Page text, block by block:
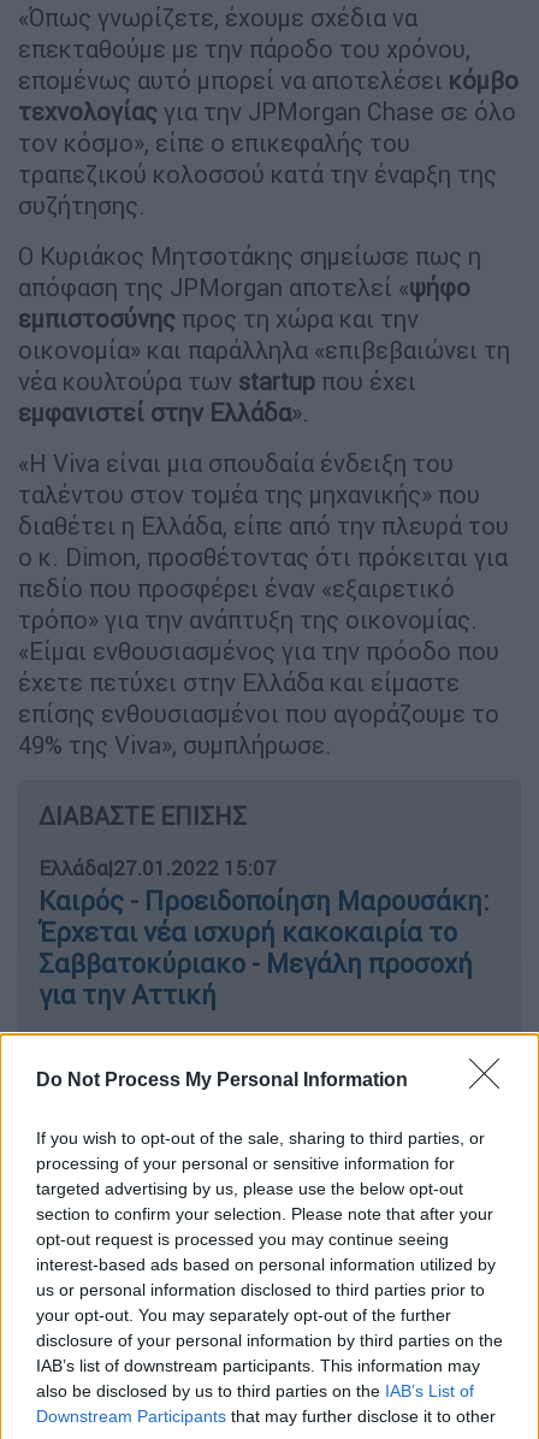
Do Not Process My Personal Information
If you wish to opt-out of the sale, sharing to third parties, or
processing of your personal or sensitive information for
targeted advertising by us, please use the below opt-out
section to confirm your selection. Please note that after your
opt-out request is processed you may continue seeing
interest-based ads based on personal information utilized by
us or personal information disclosed to third parties prior to
your opt-out. You may separately opt-out of the further
disclosure of your personal information by third parties on the
IAB’s list of downstream participants. This information may
also be disclosed by us to third parties on the IAB’s List of
Downstream Participants that may further disclose it to other
«Όπως γνωρίζετε, έχουμε σχέδια να
επεκταθούμε με την πάροδο του χρόνου,
επομένως αυτό μπορεί να αποτελέσει κόμβο
τεχνολογίας για την JPMorgan Chase σε όλο
τον κόσμο», είπε ο επικεφαλής του
τραπεζικού κολοσσού κατά την έναρξη της
συζήτησης.
Ο Κυριάκος Μητσοτάκης σημείωσε πως η
απόφαση της JPMorgan αποτελεί «ψήφο
εμπιστοσύνης προς τη χώρα και την
οικονομία» και παράλληλα «επιβεβαιώνει τη
νέα κουλτούρα των startup που έχει
εμφανιστεί στην Ελλάδα».
«Η Viva είναι μια σπουδαία ένδειξη του
ταλέντου στον τομέα της μηχανικής» που
διαθέτει η Ελλάδα, είπε από την πλευρά του
ο κ. Dimon, προσθέτοντας ότι πρόκειται για
πεδίο που προσφέρει έναν «εξαιρετικό
τρόπο» για την ανάπτυξη της οικονομίας.
«Είμαι ενθουσιασμένος για την πρόοδο που
έχετε πετύχει στην Ελλάδα και είμαστε
επίσης ενθουσιασμένοι που αγοράζουμε το
49% της Viva», συμπλήρωσε.
ΔΙΑΒΑΣΤΕ ΕΠΙΣΗΣ
Ελλάδα|27.01.2022 15:07
Καιρός - Προειδοποίηση Μαρουσάκη:
Έρχεται νέα ισχυρή κακοκαιρία το
Σαββατοκύριακο - Μεγάλη προσοχή
για την Αττική
Κορονοϊός - Μέτρα: Βγαίνει από το
mute η μουσική, παραμένει το
ωράριο - Στο 50% η πληρότητα στα
γήπεδα
Ελλάδα|27.01.2022 14:35
Βίντεο ντοκουμέντο με την
επικίνδυνη επιχείρηση αποχιονισμού
στη Μονή Στουδίου στην Πάρνηθα
Ελλάδα|27.01.2022 14:30